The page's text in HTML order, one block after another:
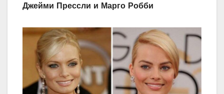
Джейми Прессли и Марго Робби